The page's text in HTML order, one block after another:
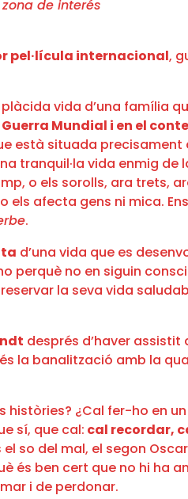
zona de interés
pel·lícula internacional,
vida d’una família
Mundial i en el
està situada
tranquil·la vida enmig
o els sorolls, ara trets,
afecta gens ni mica.
.
d’una vida que es
no en siguin
la seva vida
després d’haver assistit
la banalització amb la
¿Cal fer-ho en
sí, que cal: cal recordar,
del mal, el segon
ben cert que no hi ha
i de perdonar.